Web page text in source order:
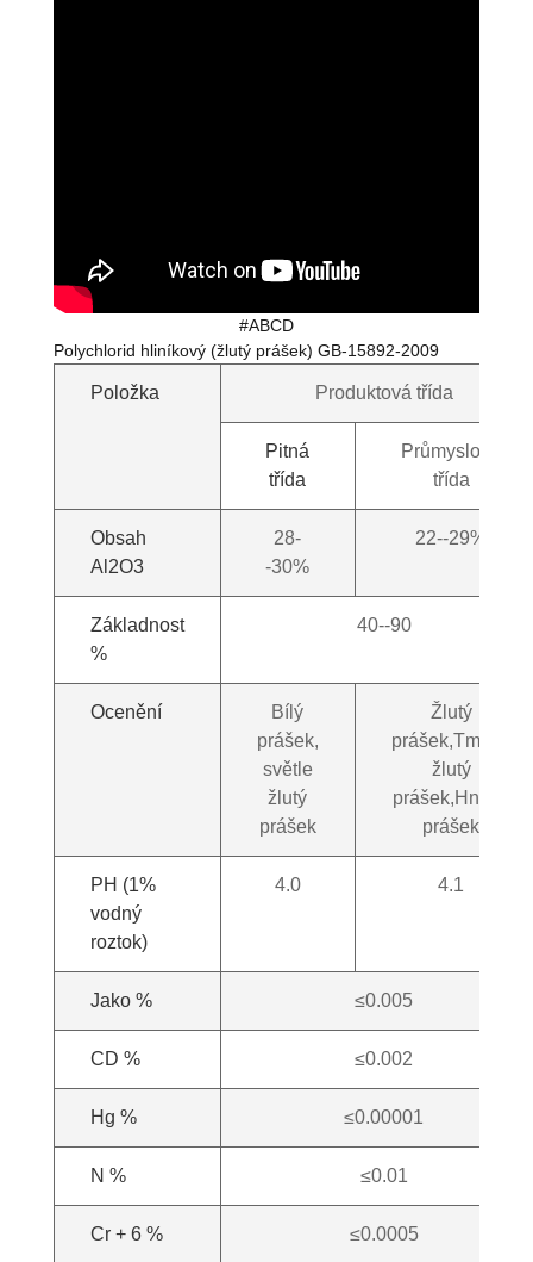
#ABCD
Polychlorid hliníkový (žlutý prášek) GB-15892-2009
Položka Produktová třída
Pitná
třída
Průmyslová
třída
Obsah
Al2O3
28-
-30%
22--29%
Základnost
%
40--90
Ocenění
Bílý
prášek,
světle
žlutý
prášek
Žlutý
prášek,Tmavě
žlutý
prášek,Hnědý
prášek
PH (1%
vodný
roztok)
4.0 4.1
Jako % ≤0.005
CD % ≤0.002
Hg % ≤0.00001
N % ≤0.01
Cr + 6 % ≤0.0005